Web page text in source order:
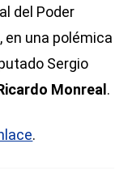
del Poder
en una polémica
Sergio
Monreal.
.